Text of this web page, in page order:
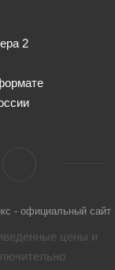
2
- официальный сайт
цены и